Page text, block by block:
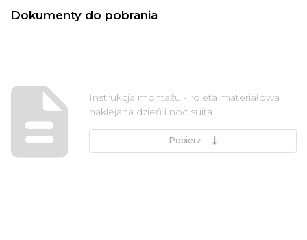
Dokumenty do pobrania
Instrukcja montażu - roleta materiałowa
naklejana dzień i noc suita
Pobierz